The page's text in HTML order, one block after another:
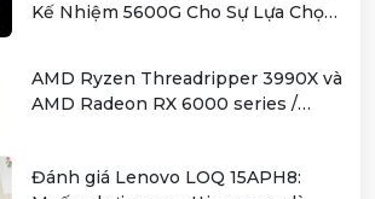
Kế Nhiệm 5600G Cho Sự Lựa Chọn
AMD Ryzen Threadripper 3990X và
AMD Radeon RX 6000 series /
làm đồ hoạ chuyên nghiệp
Đánh giá Lenovo LOQ 15APH8: